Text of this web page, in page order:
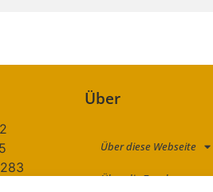
283
Über
Über diese Webseite
Über die Zauche